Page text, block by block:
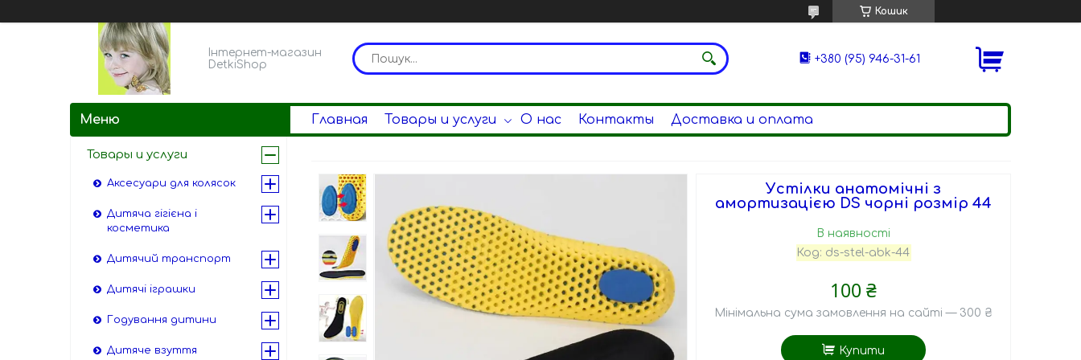
Кошик
Інтернет-магазин
DetkiShop
+380 (95) 946-31-61
Главная Товары и услуги О нас Контакты Доставка и оплата
Устілки анатомічні з
амортизацією DS чорні розмір 44
В наявності
Код: ds-stel-abk-44
100 ₴
Мінімальна сума замовлення на сайті — 300 ₴
Купити
Товары и услуги
Аксесуари для колясок
Дитяча гігієна і
косметика
Дитячий транспорт
Дитячі іграшки
Годування дитини
Дитяче взуття